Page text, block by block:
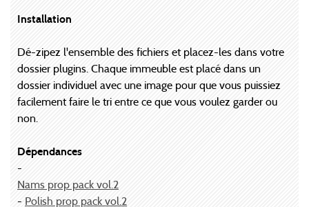
Installation
Dé-zipez l'ensemble des fichiers et placez-les dans votre
dossier plugins. Chaque immeuble est placé dans un
dossier individuel avec une image pour que vous puissiez
facilement faire le tri entre ce que vous voulez garder ou
non.
Dépendances
-
Nams prop pack vol.2
- Polish prop pack vol.2